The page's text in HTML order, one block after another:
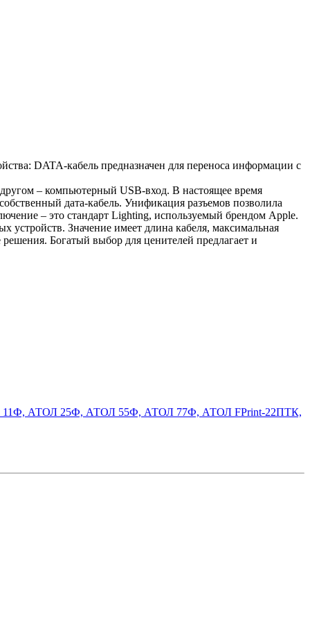
DATA-кабель предназначен для переноса информации с
другом – компьютерный USB-вход. В настоящее время
дата-кабель. Унификация разъемов позволила
– это стандарт Lighting, используемый брендом Apple.
устройств. Значение имеет длина кабеля, максимальная
Богатый выбор для ценителей предлагает и
11Ф, АТОЛ 25Ф, АТОЛ 55Ф, АТОЛ 77Ф, АТОЛ FPrint-22ПТК,